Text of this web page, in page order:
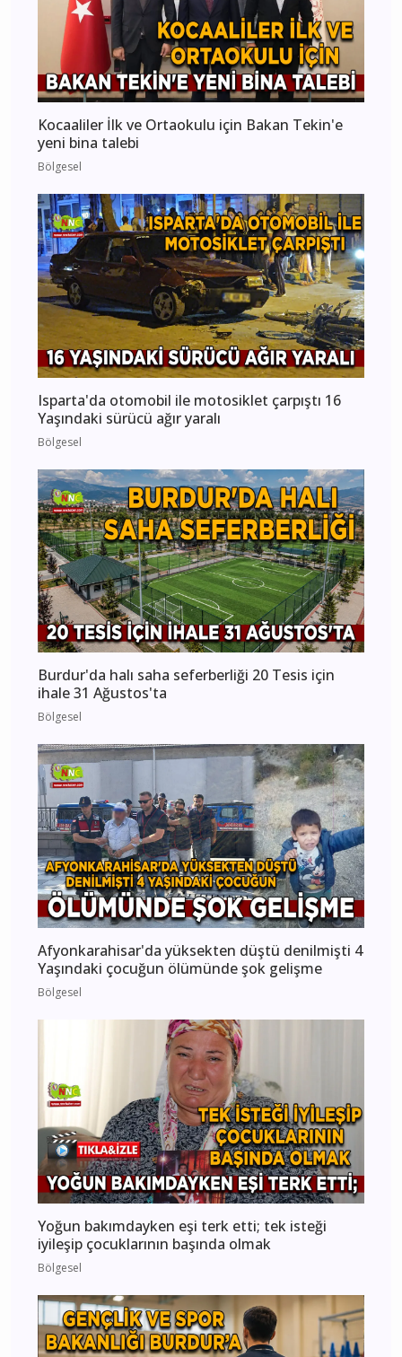
Kocaaliler İlk ve Ortaokulu için Bakan Tekin'e
yeni bina talebi
Bölgesel
Isparta'da otomobil ile motosiklet çarpıştı 16
Yaşındaki sürücü ağır yaralı
Bölgesel
Burdur'da halı saha seferberliği 20 Tesis için
ihale 31 Ağustos'ta
Bölgesel
Afyonkarahisar'da yüksekten düştü denilmişti 4
Yaşındaki çocuğun ölümünde şok gelişme
Bölgesel
Yoğun bakımdayken eşi terk etti; tek isteği
iyileşip çocuklarının başında olmak
Bölgesel